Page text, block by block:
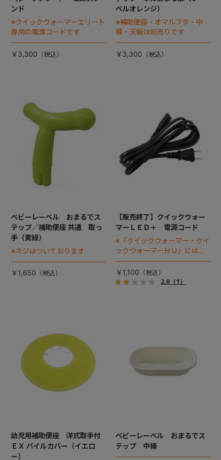
ンド
※クイックウォーマーエリート
専用の電源コードです
￥3,300
ベルオレンジ）
※補助便座・オマルフタ・中
桶・天板は別売りです
￥3,300
ベビーレーベル おまるでス
テップ／補助便座 共通 取っ
手（黄緑）
※ネジはついております
￥1,650
【販売終了】クイックウォー
マーＬＥＤ＋ 電源コード
※「クイックウォーマー・クイ
ックウォーマーＨＵ」には使
用できません
￥1,100
2.0（1）
幼児用補助便座 洋式取手付
ＥＸ パイルカバー（イエロ
ー）
ベビーレーベル おまるでス
テップ 中桶